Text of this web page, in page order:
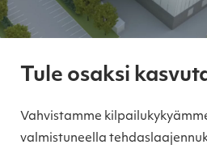
Tule osaksi
Vahvistamme
valmistuneella